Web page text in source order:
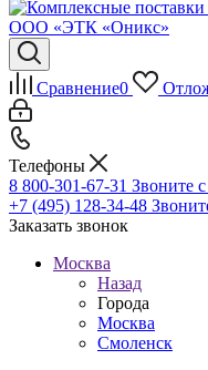
Сравнение0
Телефоны
8 800-301-67-31 Звоните
+7 (495) 128-34-48
Заказать звонок
Москва
Назад
Города
Москва
Смоленск